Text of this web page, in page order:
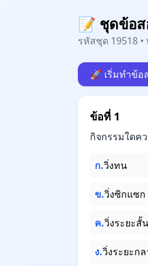
📝 ชุดข้อส
รหัสชุด 19518
🚀 เริ่มทำข้อ
ข้อที่ 1
กิจกรรมใดค
ก.วิ่งทน
ข.วิ่งซิกแซก
ค.วิ่งระยะสั้น
ง.วิ่งระยะกล